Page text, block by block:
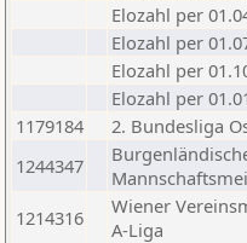
Elozahl per
Elozahl per
Elozahl per
Elozahl per
1179184
2. Bundesliga
1244347
1214316
Wiener
A-Liga